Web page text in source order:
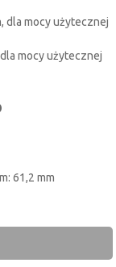
dla mocy użytecznej
mocy użytecznej
61,2 mm